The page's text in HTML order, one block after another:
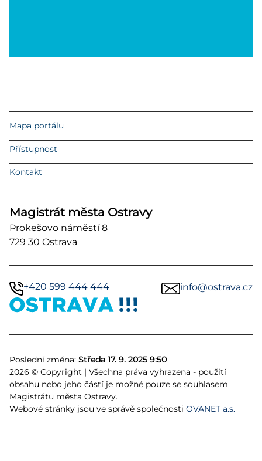
Mapa portálu
Přístupnost
Kontakt
Magistrát města Ostravy
Prokešovo náměstí 8
729 30 Ostrava
+420 599 444 444 info@ostrava.cz
Poslední změna: Středa 17. 9. 2025 9:50
2026 © Copyright | Všechna práva vyhrazena - použití
obsahu nebo jeho částí je možné pouze se souhlasem
Magistrátu města Ostravy.
Webové stránky jsou ve správě společnosti OVANET a.s.